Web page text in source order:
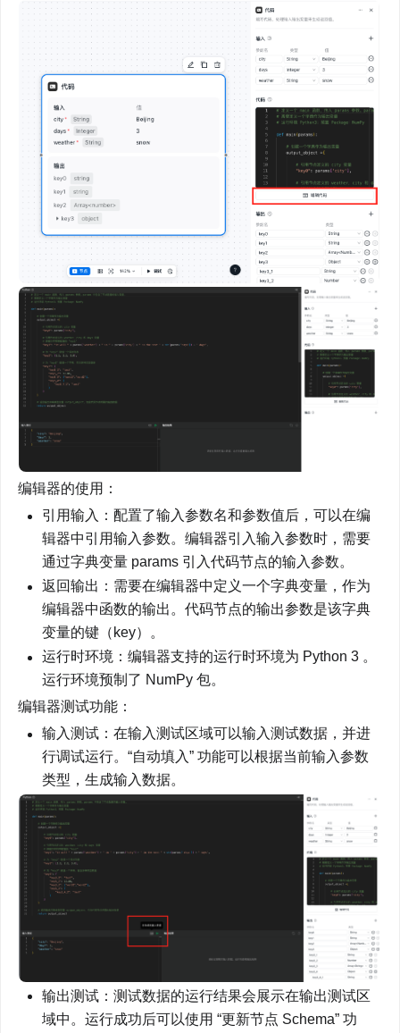
编辑器的使用：
引用输入：配置了输入参数名和参数值后，可以在编
辑器中引用输入参数。编辑器引入输入参数时，需要
通过字典变量 params 引入代码节点的输入参数。
返回输出：需要在编辑器中定义一个字典变量，作为
编辑器中函数的输出。代码节点的输出参数是该字典
变量的键（key）。
运行时环境：编辑器支持的运行时环境为 Python 3 。
运行环境预制了 NumPy 包。
编辑器测试功能：
输入测试：在输入测试区域可以输入测试数据，并进
行调试运行。“自动填入” 功能可以根据当前输入参数
类型，生成输入数据。
输出测试：测试数据的运行结果会展示在输出测试区
域中。运行成功后可以使用 “更新节点 Schema” 功